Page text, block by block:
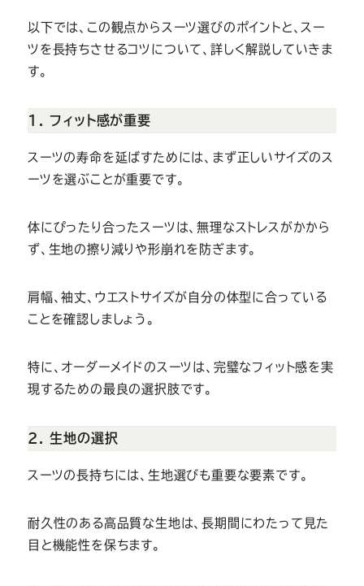
以下では、この観点からスーツ選びのポイントと、スー
ツを長持ちさせるコツについて、詳しく解説していきま
す。
1. フィット感が重要
スーツの寿命を延ばすためには、まず正しいサイズのス
ーツを選ぶことが重要です。
体にぴったり合ったスーツは、無理なストレスがかから
ず、生地の擦り減りや形崩れを防ぎます。
肩幅、袖丈、ウエストサイズが自分の体型に合っている
ことを確認しましょう。
特に、オーダーメイドのスーツは、完璧なフィット感を実
現するための最良の選択肢です。
2. 生地の選択
スーツの長持ちには、生地選びも重要な要素です。
耐久性のある高品質な生地は、長期間にわたって見た
目と機能性を保ちます。